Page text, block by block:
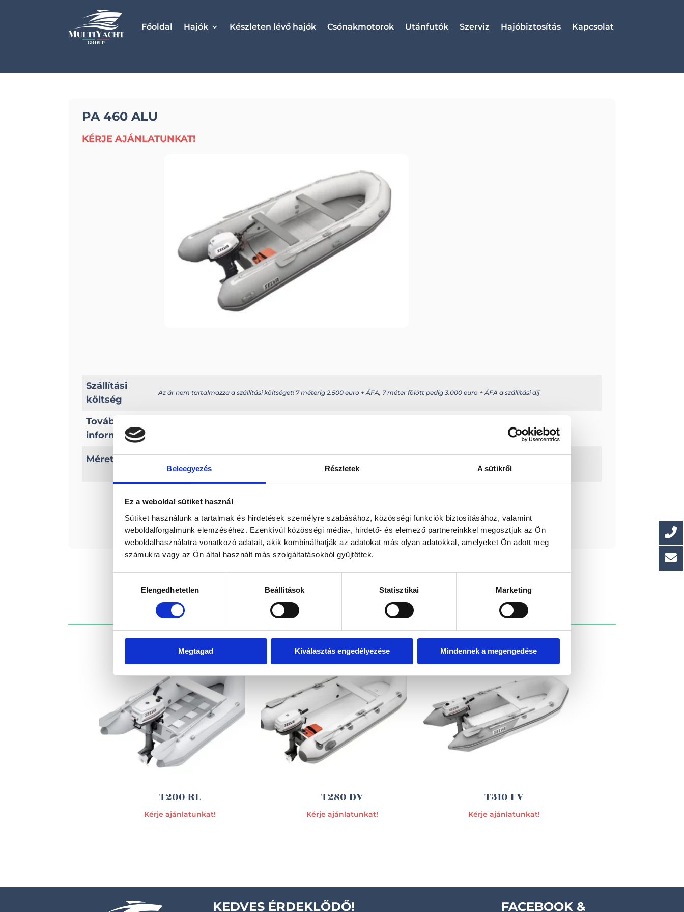
Beleegyezés Részletek A sütikről
Ez a weboldal sütiket használ
Sütiket használunk a tartalmak és hirdetések személyre szabásához, közösségi funkciók biztosításához, valamint
weboldalforgalmunk elemzéséhez. Ezenkívül közösségi média-, hirdető- és elemező partnereinkkel megosztjuk az Ön
weboldalhasználatra vonatkozó adatait, akik kombinálhatják az adatokat más olyan adatokkal, amelyeket Ön adott meg
számukra vagy az Ön által használt más szolgáltatásokból gyűjtöttek.
kiválasztásaElengedhetetlen Beállítások Statisztikai Marketing
Megtagad Kiválasztás engedélyezése Mindennek a megengedése
Főoldal Hajók Készleten lévő hajók Csónakmotorok Utánfutók Szerviz Hajóbiztosítás Kapcsolat
PA 460 ALU
KÉRJE AJÁNLATUNKAT!
Méretek
Hossz: 456,5 cm
Szélesség: 200 cm
Paraméterek
Csőátmérő: 52,5 cm
Hajófenék területe: 2,69 m2
Szállítási
költség
Az ár nem tartalmazza a szállítási költséget! 7 méterig 2.500 euro + ÁFA, 7 méter fölött pedig 3.000 euro + ÁFA a szállítási díj
További
információk
Érdekel! Visszahívást kérek!
EZ IS ÉRDEKELHET
T200 RL
Kérje ajánlatunkat!
T280 DV
Kérje ajánlatunkat!
T310 FV
Kérje ajánlatunkat!
KEDVES ÉRDEKLŐDŐ!
FACEBOOK &